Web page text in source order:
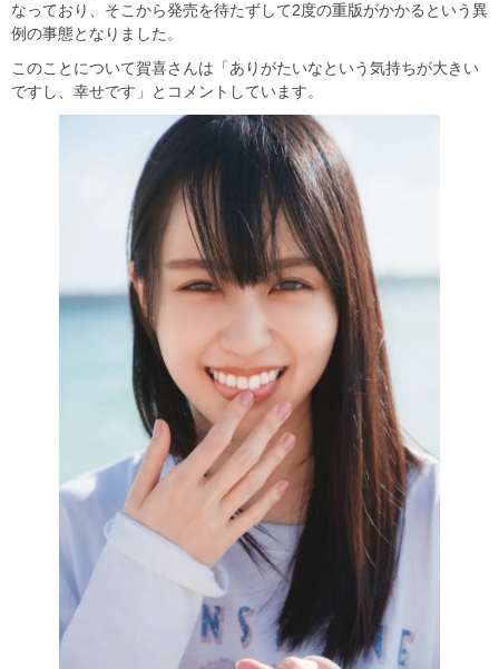
なっており、そこから発売を待たずして2度の重版がかかるという異
例の事態となりました。
このことについて賀喜さんは「ありがたいなという気持ちが大きい
ですし、幸せです」とコメントしています。